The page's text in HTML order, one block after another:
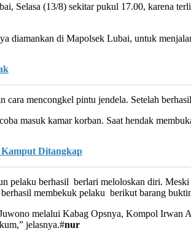
(13/8) sekitar pukul 17.00, karena
di Mapolsek Lubai, untuk menjalani
mencongkel pintu jendela. Setelah berhasil
kamar korban. Saat hendak
Ditangkap
berhasil berlari meloloskan diri. Meski
membekuk pelaku berikut barang
melalui Kabag Opsnya, Kompol Irwan
jelasnya.#nur